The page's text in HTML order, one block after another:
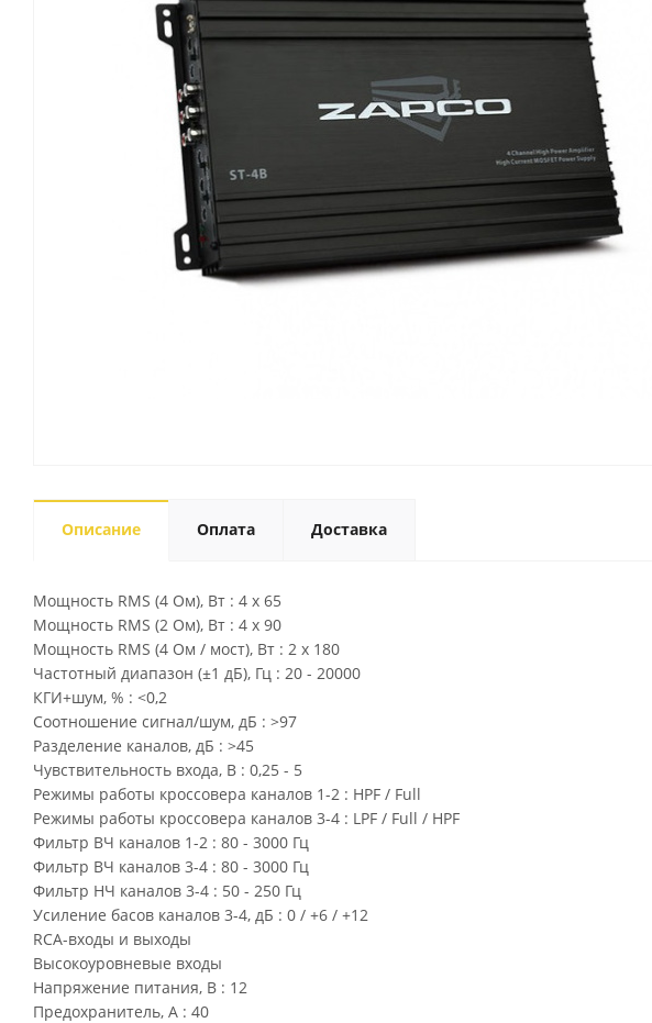
Описание Оплата Доставка
Мощность RMS (4 Ом), Вт : 4 x 65
Мощность RMS (2 Ом), Вт : 4 x 90
Мощность RMS (4 Ом / мост), Вт : 2 x 180
Частотный диапазон (±1 дБ), Гц : 20 - 20000
КГИ+шум, % : <0,2
Соотношение сигнал/шум, дБ : >97
Разделение каналов, дБ : >45
Чувствительность входа, В : 0,25 - 5
Режимы работы кроссовера каналов 1-2 : HPF / Full
Режимы работы кроссовера каналов 3-4 : LPF / Full / HPF
Фильтр ВЧ каналов 1-2 : 80 - 3000 Гц
Фильтр ВЧ каналов 3-4 : 80 - 3000 Гц
Фильтр НЧ каналов 3-4 : 50 - 250 Гц
Усиление басов каналов 3-4, дБ : 0 / +6 / +12
RCA-входы и выходы
Высокоуровневые входы
Напряжение питания, В : 12
Предохранитель, А : 40